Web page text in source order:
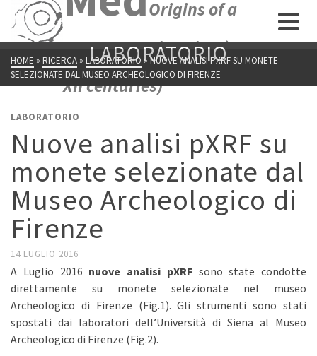
Origins of a
new economic union (VII-
XII centuries)
LABORATORIO
HOME » RICERCA » LABORATORIO » NUOVE ANALISI PXRF SU MONETE
SELEZIONATE DAL MUSEO ARCHEOLOGICO DI FIRENZE
LABORATORIO
Nuove analisi pXRF su
monete selezionate dal
Museo Archeologico di
Firenze
14 LUGLIO 2016
A Luglio 2016 nuove analisi pXRFsono state condotte
direttamente su monete selezionate nel museo
Archeologico di Firenze (Fig.1). Gli strumenti sono stati
spostati dai laboratori dell’Università di Siena al Museo
Archeologico di Firenze (Fig.2).